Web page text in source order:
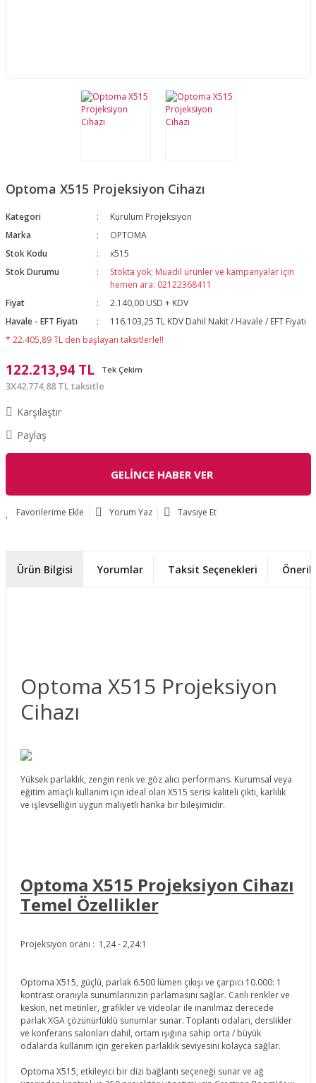
Optoma X515 Projeksiyon Cihazı
Kategori
Kurulum Projeksiyon
Marka
OPTOMA
Stok Kodu
x515
Stok Durumu
Stokta yok; Muadil ürünler ve kampanyalar için
hemen ara: 02122368411
Fiyat
2.140,00 USD + KDV
Havale - EFT Fiyatı
116.103,25 TL KDV Dahil Nakit / Havale / EFT Fiyatı
* 22.405,89 TL den başlayan taksitlerle!!
122.213,94 TL Tek Çekim
3X42.774,88 TL taksitle
Karşılaştır
Paylaş
GELİNCE HABER VER
Yorum Yaz Tavsiye Et
Ürün Bilgisi Yorumlar Taksit Seçenekleri
Optoma X515 Projeksiyon
Cihazı
Yüksek parlaklık, zengin renk ve göz alıcı performans. Kurumsal veya
eğitim amaçlı kullanım için ideal olan X515 serisi kaliteli çıktı, karlılık
ve işlevselliğin uygun maliyetli harika bir bileşimidir.
Optoma X515 Projeksiyon Cihazı
Temel Özellikler
Projeksiyon oranı : 1,24 - 2,24:1
Optoma X515, güçlü, parlak 6.500 lümen çıkışı ve çarpıcı 10.000: 1
kontrast oranıyla sunumlarınızın parlamasını sağlar. Canlı renkler ve
keskin, net metinler, grafikler ve videolar ile inanılmaz derecede
parlak XGA çözünürlüklü sunumlar sunar. Toplantı odaları, derslikler
ve konferans salonları dahil, ortam ışığına sahip orta / büyük
odalarda kullanım için gereken parlaklık seviyesini kolayca sağlar.
Optoma X515, etkileyici bir dizi bağlantı seçeneği sunar ve ağ